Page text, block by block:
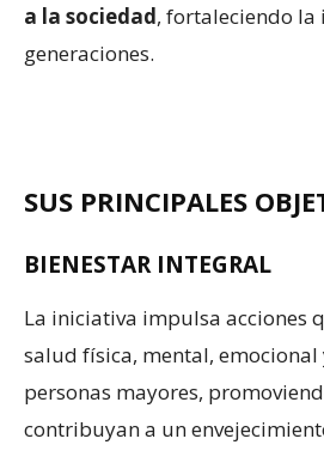
a la sociedad, fortaleciendo la
generaciones.
SUS PRINCIPALES
BIENESTAR INTEGRAL
La iniciativa impulsa acciones
salud física, mental, emocional
personas mayores,
contribuyan a un